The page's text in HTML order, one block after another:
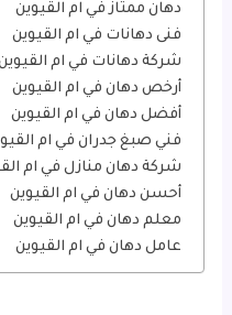
دهان ممتاز في ام القيوين
فنى دهانات في ام القيوين
شركة دهانات في ام
أرخص دهان في ام القيوين
أفضل دهان في ام القيوين
فني صبغ جدران في ام
شركة دهان منازل في ام
أحسن دهان في ام القيوين
معلم دهان في ام القيوين
عامل دهان في ام القيوين